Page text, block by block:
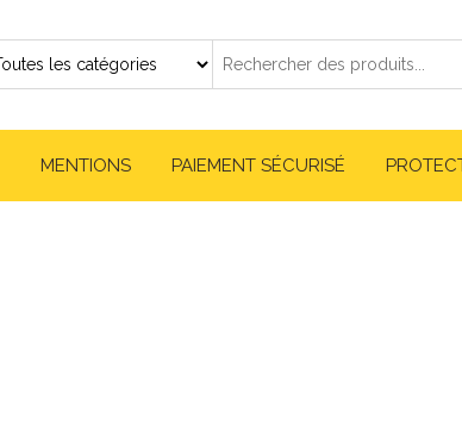
MENTIONS PAIEMENT SÉCURISÉ